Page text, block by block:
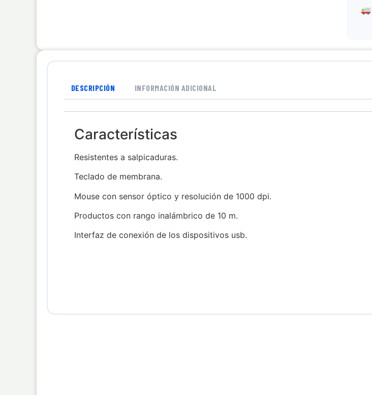
DESCRIPCIÓN INFORMACIÓN ADICIONAL
Características
Resistentes a salpicaduras.
Teclado de membrana.
Mouse con sensor óptico y resolución de 1000 dpi.
Productos con rango inalámbrico de 10 m.
Interfaz de conexión de los dispositivos usb.